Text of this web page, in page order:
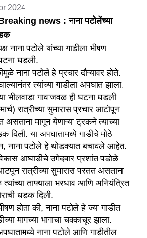
2024
news : नाना पटोलेंच्या
नाना पटोले यांच्या गाडीला भीषण
घडली.
नाना पटोले हे प्रचार दौऱ्यावर होते.
त्यांच्या गाडीला अपघात झाला.
भीलवाडा गावाजवळ ही घटना घडली
रात्रीच्या सुमारास प्रचार आटोपून
असताना मागून येणाऱ्या ट्रकने त्याच्या
दिली. या अपघातामध्ये गाडीचे मोठे
नाना पटोले हे थोडक्यात बचावले आहेत.
आघाडीचे उमेदवार प्रशांत पडोळे
रात्रीच्या सुमारास परतत असताना
त्यांच्या ताफ्याला भरधाव आणि अनियंत्रित
धडक दिली.
होता की, नाना पटोले हे ज्या गाडीत
मागच्या भागाचा चक्काचूर झाला.
नाना पटोले आणि गाडीतील